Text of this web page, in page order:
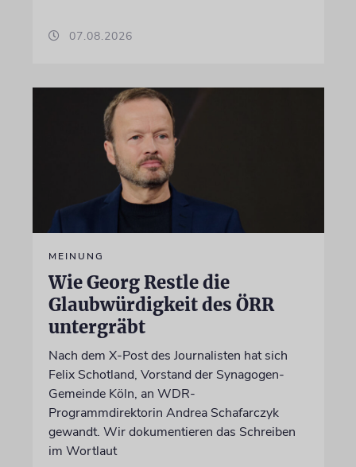
07.08.2026
MEINUNG
Wie Georg Restle die
Glaubwürdigkeit des ÖRR
untergräbt
Nach dem X-Post des Journalisten hat sich
Felix Schotland, Vorstand der Synagogen-
Gemeinde Köln, an WDR-
Programmdirektorin Andrea Schafarczyk
gewandt. Wir dokumentieren das Schreiben
im Wortlaut